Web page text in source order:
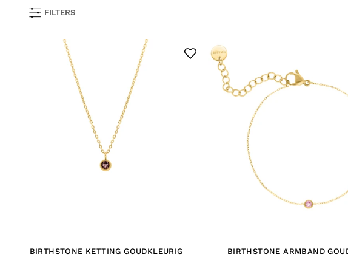
FILTERS
BIRTHSTONE KETTING GOUDKLEURIG BIRTHSTONE ARMBAND